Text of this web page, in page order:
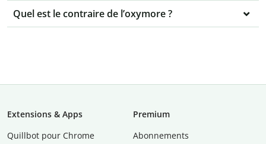
Quel est le contraire de l’oxymore ?
Extensions & Apps
Quillbot pour Chrome
Premium
Abonnements